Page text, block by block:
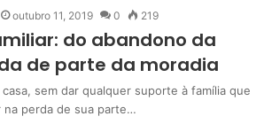
outubro 11, 2019 0 219
do abandono da
de parte da moradia
sem dar qualquer suporte à família que
na perda de sua parte…